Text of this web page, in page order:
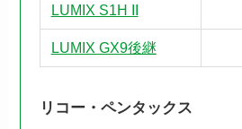
LUMIX S1H II
LUMIX GX9後継
リコー・ペンタックス